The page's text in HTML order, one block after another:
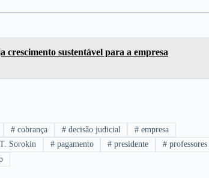
sustentável para a empresa
#cobrança #decisão judicial # empresa
Sorokin #pagamento # presidente # professores